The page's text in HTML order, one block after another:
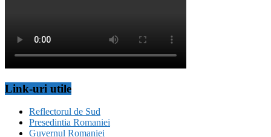
Link-uri utile
Reflectorul de Sud
Presedintia Romaniei
Guvernul Romaniei